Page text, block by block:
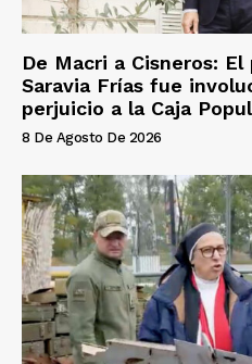
De Macri a Cisneros:
Saravia Frías fue
perjuicio a la Caja
8 De Agosto De 2026